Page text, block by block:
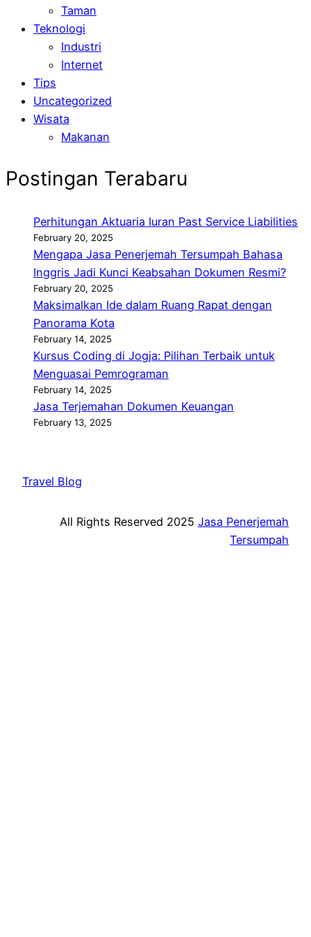
Taman
Teknologi
Industri
Internet
Tips
Uncategorized
Wisata
Makanan
Postingan Terabaru
Perhitungan Aktuaria Iuran Past Service Liabilities
February 20, 2025
Mengapa Jasa Penerjemah Tersumpah Bahasa
Inggris Jadi Kunci Keabsahan Dokumen Resmi?
February 20, 2025
Maksimalkan Ide dalam Ruang Rapat dengan
Panorama Kota
February 14, 2025
Kursus Coding di Jogja: Pilihan Terbaik untuk
Menguasai Pemrograman
February 14, 2025
Jasa Terjemahan Dokumen Keuangan
February 13, 2025
Travel Blog
All Rights Reserved 2025 Jasa Penerjemah
Tersumpah